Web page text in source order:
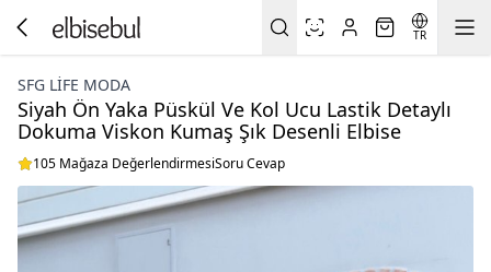
TR
SFG LIFE MODA
Siyah Ön Yaka Püskül Ve Kol Ucu Lastik Detaylı
Dokuma Viskon Kumaş Şık Desenli Elbise
105 Mağaza DeğerlendirmesiSoru Cevap